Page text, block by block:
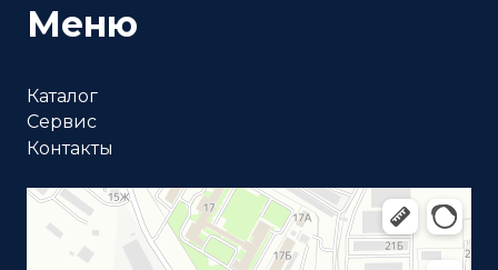
Меню
Каталог
Сервис
Контакты
Волгоград
Краснополянская улица, 72Л на карте Волгограда —